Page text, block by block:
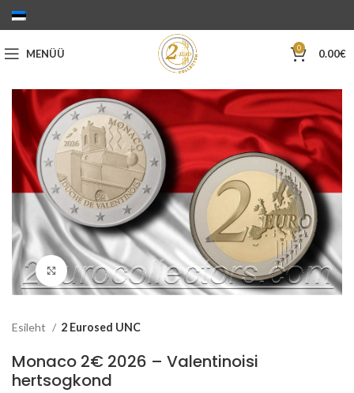
MENÜÜ 0 0.00€
Suurenda
Esileht 2 Eurosed UNC
Monaco 2€ 2026 – Valentinoisi
hertsogkond